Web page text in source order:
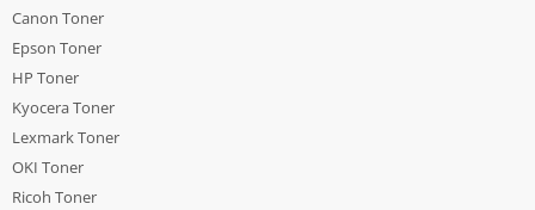
Canon Toner
Epson Toner
HP Toner
Kyocera Toner
Lexmark Toner
OKI Toner
Ricoh Toner